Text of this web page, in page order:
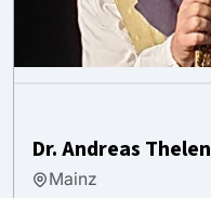
Dr. Andreas Thelen
Mainz